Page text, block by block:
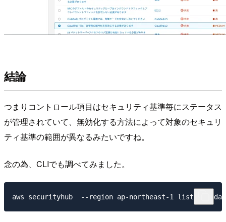
結論
つまりコントロール項目はセキュリティ基準毎にステータス
が管理されていて、無効化する方法によって対象のセキュリ
ティ基準の範囲が異なるみたいですね。
念の為、CLIでも調べてみました。